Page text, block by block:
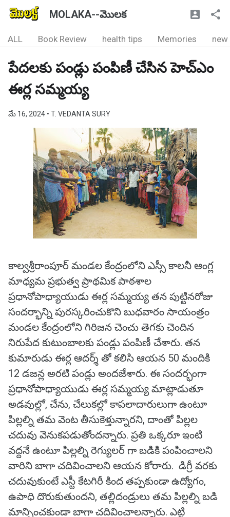
MOLAKA--మొలక
ALL Book Review health tips Memories new
పేదలకు పండ్లు పంపిణీ చేసిన హెచ్ఎం
ఈర్ల సమ్మయ్య
మే 16, 2024 • T. VEDANTA SURY
కాల్వశ్రీరాంపూర్ మండల కేంద్రంలోని ఎస్సీ కాలనీ ఆంగ్ల
మాధ్యమ ప్రభుత్వ ప్రాథమిక పాఠశాల
ప్రధానోపాధ్యాయుడు ఈర్ల సమ్మయ్య తన పుట్టినరోజు
సందర్భాన్ని పురస్కరించుకొని బుధవారం సాయంత్రం
మండల కేంద్రంలోని గిరిజన చెంచు తెగకు చెందిన
నిరుపేద కుటుంబాలకు పండ్లు పంపిణీ చేశారు. తన
కుమారుడు ఈర్ల ఆదర్శ్ తో కలిసి ఆయన 50 మందికి
12 డజన్ల అరటి పండ్లు అందజేశారు. ఈ సందర్భంగా
ప్రధానోపాధ్యాయుడు ఈర్ల సమ్మయ్య మాట్లాడుతూ
అడవుల్లో, చేను, చేలుకల్లో కాపలాదారులుగా ఉంటూ
పిల్లల్ని తమ వెంట తీసుకెళ్తున్నారని, దాంతో పిల్లల
చదువు వెనుకపడుతోందన్నారు. ప్రతి ఒక్కరూ ఇంటి
వద్దనే ఉంటూ పిల్లల్ని రెగ్యులర్ గా బడికి పంపించాలని
వారిని బాగా చదివించాలని ఆయన కోరారు. డిగ్రీ వరకు
చదువుకుంటే ఎస్టీ కేటగిరీ కింద తప్పకుండా ఉద్యోగం,
ఉపాధి దొరుకుతుందని, తల్లిదండ్రులు తమ పిల్లల్ని బడి
మాన్పించకుండా బాగా చదివించాలన్నారు. ఎట్టి